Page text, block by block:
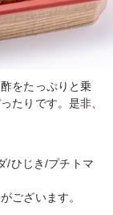
をたっぷりと乗
たりです。是非、
/ひじき/プチトマ
ございます。